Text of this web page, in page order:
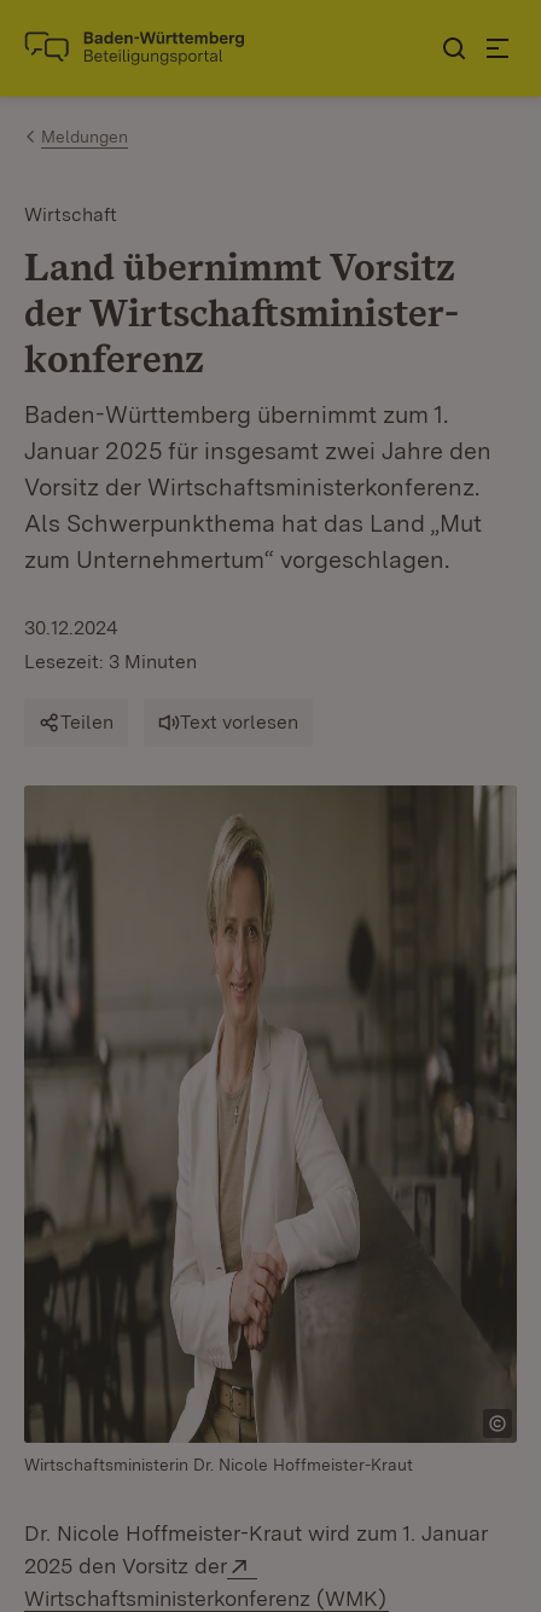
Zum Inhalt springen
Link zur Startseite
Meldungen
Wirtschaft
Land übernimmt Vorsitz
der Wirtschaftsminister­
konferenz
Baden-Württemberg übernimmt zum 1.
Januar 2025 für insgesamt zwei Jahre den
Vorsitz der Wirtschaftsministerkonferenz.
Als Schwerpunkthema hat das Land „Mut
zum Unternehmertum“ vorgeschlagen.
30.12.2024
Lesezeit: 3 Minuten
Teilen Text vorlesen
Wirtschaftsministerin Dr. Nicole Hoffmeister-Kraut
Dr. Nicole Hoffmeister-Kraut wird zum 1. Januar
2025 den Vorsitz der
Wirtschaftsministerkonferenz (WMK)